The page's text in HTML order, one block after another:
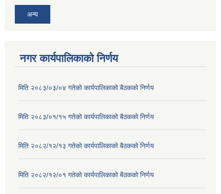
अन्य
नगर कार्यपालिकाको निर्णय
मिति २०८३/०३/०४ गतेकाे कार्यपालिकाको बैठकको निर्णय
मिति २०८३/०१/१५ गतेकाे कार्यपालिकाको बैठकको निर्णय
मिति २०८२/१२/१३ गतेकाे कार्यपालिकाको बैठकको निर्णय
मिति २०८२/१२/०१ गतेकाे कार्यपालिकाको बैठकको निर्णय